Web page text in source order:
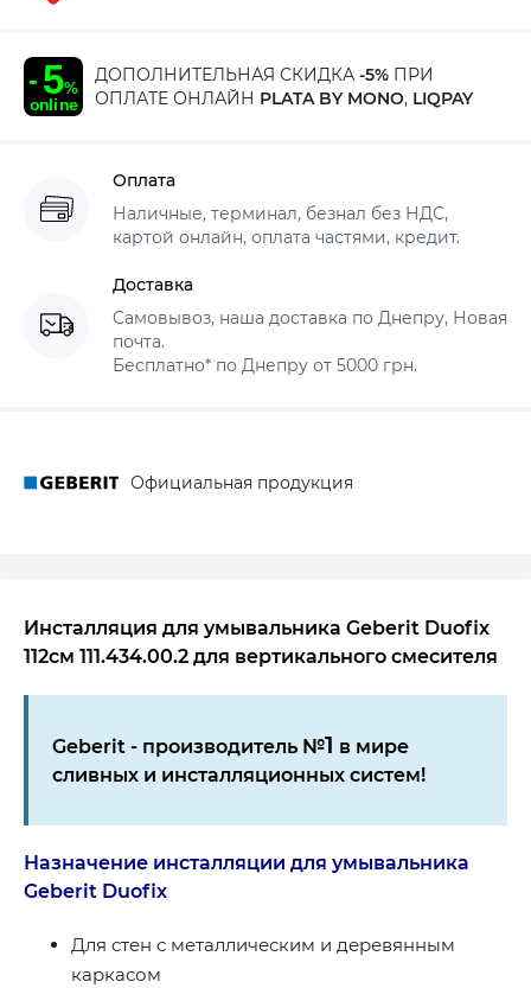
ДОПОЛНИТЕЛЬНАЯ СКИДКА -5% ПРИ
ОПЛАТЕ ОНЛАЙН PLATA BY MONO, LIQPAY
Оплата
Наличные, терминал, безнал без НДС,
картой онлайн, оплата частями, кредит.
Доставка
Самовывоз, наша доставка по Днепру, Новая
почта.
Бесплатно* по Днепру от 5000 грн.
Официальная продукция
Инсталляция для умывальника Geberit Duofix
112см 111.434.00.2 для вертикального смесителя
Geberit - производитель №1 в мире
сливных и инсталляционных систем!
Назначение инсталляции для умывальника
Geberit Duofix
Для стен с металлическим и деревянным
каркасом